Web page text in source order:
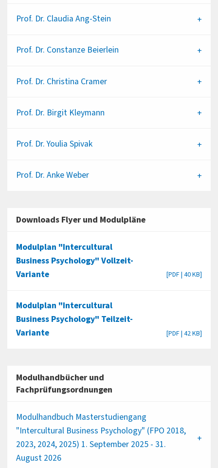
Prof. Dr. Claudia Ang-Stein
Prof. Dr. Constanze Beierlein
Prof. Dr. Christina Cramer
Prof. Dr. Birgit Kleymann
Prof. Dr.Youlia Spivak
Prof. Dr. Anke Weber
Downloads Flyer und Modulpläne
Modulplan "Intercultural
Business Psychology" Vollzeit-
Variante
[PDF | 40 KB]
Modulplan "Intercultural
Business Psychology" Teilzeit-
Variante
[PDF | 42 KB]
Modulhandbücher und
Fachprüfungsordnungen
Modulhandbuch Masterstudiengang
"Intercultural Business Psychology" (FPO 2018,
2023, 2024, 2025) 1. September 2025 - 31.
August 2026